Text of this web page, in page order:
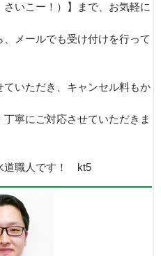
さいこー！）】まで、お気軽に
メールでも受け付けを行って
いただき、キャンセル料もか
寧にご対応させていただきま
道職人です！ kt5